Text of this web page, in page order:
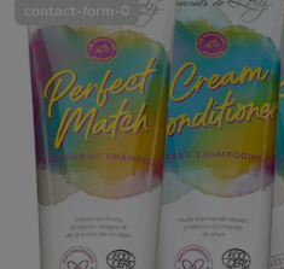
contact-form-0